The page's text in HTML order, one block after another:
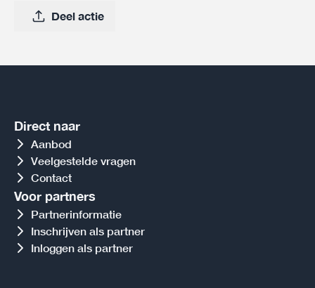
Deel actie
Direct naar
Aanbod
Veelgestelde vragen
Contact
Voor partners
Partnerinformatie
Inschrijven als partner
Inloggen als partner